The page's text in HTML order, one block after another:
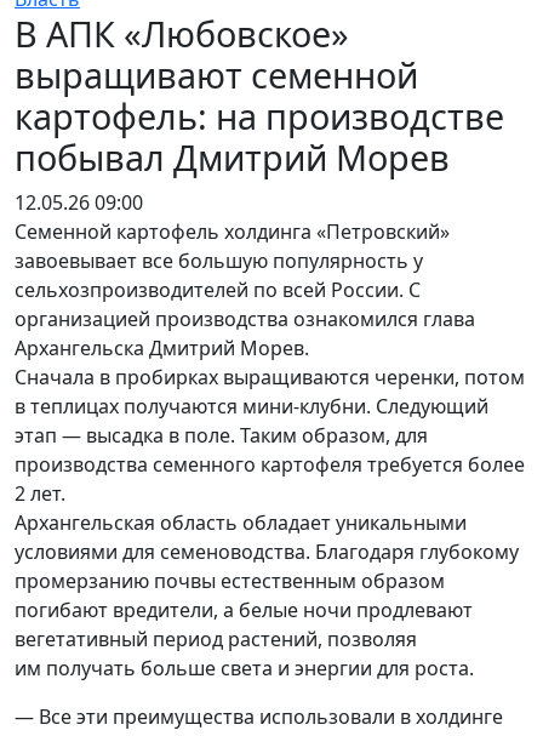
В АПК «Любовское»
выращивают семенной
картофель: на производстве
побывал Дмитрий Морев
12.05.26 09:00
Семенной картофель холдинга «Петровский»
завоевывает все большую популярность у
сельхозпроизводителей по всей России. С
организацией производства ознакомился глава
Архангельска Дмитрий Морев.
Сначала в пробирках выращиваются черенки, потом
в теплицах получаются мини-клубни. Следующий
этап — высадка в поле. Таким образом, для
производства семенного картофеля требуется более
2 лет.
Архангельская область обладает уникальными
условиями для семеноводства. Благодаря глубокому
промерзанию почвы естественным образом
погибают вредители, а белые ночи продлевают
вегетативный период растений, позволяя
им получать больше света и энергии для роста.
— Все эти преимущества использовали в холдинге